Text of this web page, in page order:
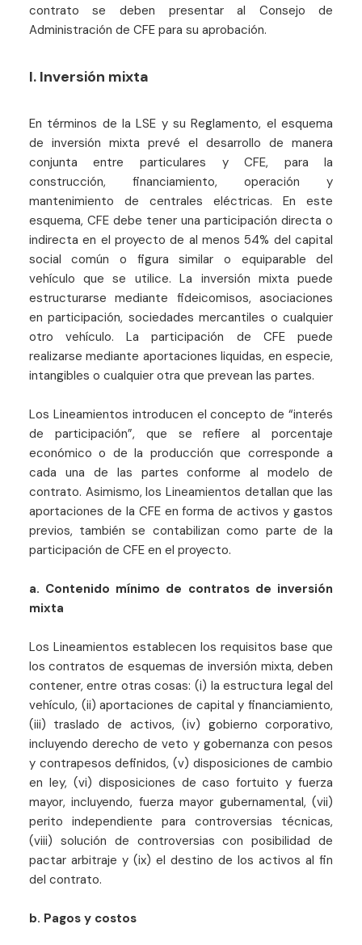
contrato se deben presentar al Consejo de
Administración de CFE para su aprobación.
I. Inversión mixta
En términos de la LSE y su Reglamento, el esquema
de inversión mixta prevé el desarrollo de manera
conjunta entre particulares y CFE, para la
construcción, financiamiento, operación y
mantenimiento de centrales eléctricas. En este
esquema, CFE debe tener una participación directa o
indirecta en el proyecto de al menos 54% del capital
social común o figura similar o equiparable del
vehículo que se utilice. La inversión mixta puede
estructurarse mediante fideicomisos, asociaciones
en participación, sociedades mercantiles o cualquier
otro vehículo. La participación de CFE puede
realizarse mediante aportaciones liquidas, en especie,
intangibles o cualquier otra que prevean las partes.
Los Lineamientos introducen el concepto de “interés
de participación”, que se refiere al porcentaje
económico o de la producción que corresponde a
cada una de las partes conforme al modelo de
contrato. Asimismo, los Lineamientos detallan que las
aportaciones de la CFE en forma de activos y gastos
previos, también se contabilizan como parte de la
participación de CFE en el proyecto.
a. Contenido mínimo de contratos de inversión
mixta
Los Lineamientos establecen los requisitos base que
los contratos de esquemas de inversión mixta, deben
contener, entre otras cosas: (i) la estructura legal del
vehículo, (ii) aportaciones de capital y financiamiento,
(iii) traslado de activos, (iv) gobierno corporativo,
incluyendo derecho de veto y gobernanza con pesos
y contrapesos definidos, (v) disposiciones de cambio
en ley, (vi) disposiciones de caso fortuito y fuerza
mayor, incluyendo, fuerza mayor gubernamental, (vii)
perito independiente para controversias técnicas,
(viii) solución de controversias con posibilidad de
pactar arbitraje y (ix) el destino de los activos al fin
del contrato.
b. Pagos y costos